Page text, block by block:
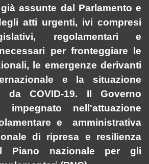
assunte dal Parlamento e
atti urgenti, ivi compresi
regolamentari e
per fronteggiare le
le emergenze derivanti
e la situazione
da COVID-19. Il Governo
impegnato nell'attuazione
e
amministrativa
di ripresa e resilienza
Piano nazionale per gli